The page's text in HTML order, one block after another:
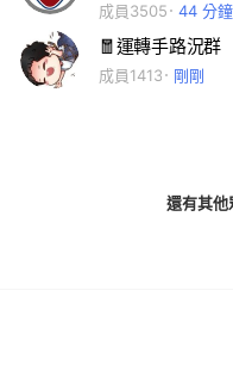
成員3505
44 分
🧧運轉手路況群
成員1413 剛剛
還有其他